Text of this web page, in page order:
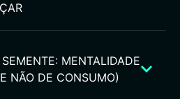
MENTALIDADE
NÃO DE CONSUMO)